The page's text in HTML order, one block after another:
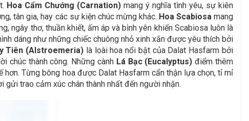
Hoa Cẩm Chướng (Carnation) mang ý nghĩa tình yêu, sự kiên
tân gia, hay các sự kiện chúc mừng khác. Hoa Scabiosamang
ngây thơ, thuần khiết, ấm áp và bình yên khiến Scabiosa luôn là
dáng như những chiếc chuông nhỏ xinh xắn được yêu thích bởi
Tiên (Alstroemeria) là loài hoa nổi bật của Dalat Hasfarm bởi
chúc thành công. Những cành Lá Bạc (Eucalyptus)điểm thêm
hơn. Từng bông hoa được Dalat Hasfarm cẩn thận lựa chọn, tỉ mỉ
trao cảm xúc chân thành nhất đến người nhận.